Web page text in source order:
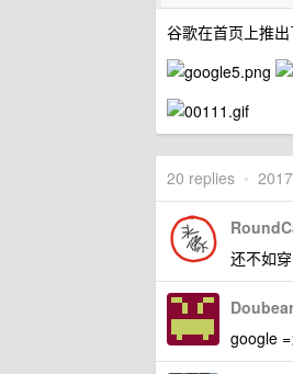
谷歌在首页上推
20 replies •
还不如
Doubear
google